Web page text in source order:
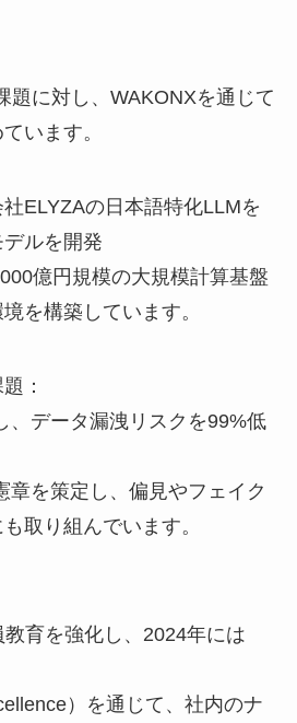
題に対し、WAKONXを通じて
います。
ELYZAの日本語特化LLMを
ルを開発
億円規模の大規模計算基盤
を構築しています。
：
、データ漏洩リスクを99%低
章を策定し、偏見やフェイク
取り組んでいます。
育を強化し、2024年には
）を通じて、社内のナ